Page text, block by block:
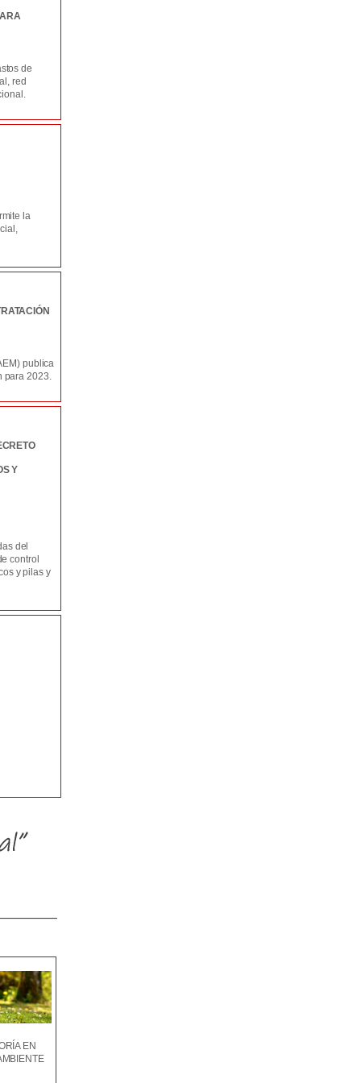
de
red
la
publica
para 2023.
Y
del
control
y pilas y
EN